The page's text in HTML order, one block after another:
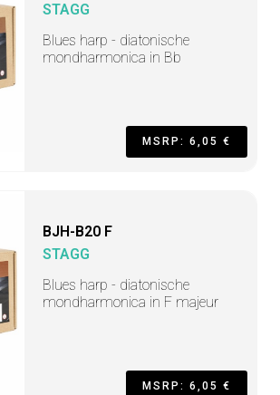
STAGG
Blues harp - diatonische
mondharmonica in Bb
MSRP: 6,05 €
BJH-B20 F
STAGG
Blues harp - diatonische
mondharmonica in F majeur
MSRP: 6,05 €